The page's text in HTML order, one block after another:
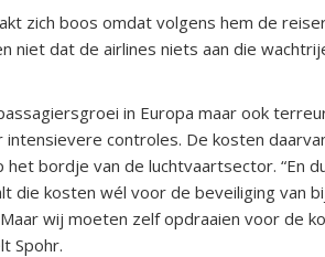
zich boos omdat volgens hem de
niet dat de airlines niets aan die
in Europa maar ook
intensievere controles. De kosten
bordje van de luchtvaartsector. “En
die kosten wél voor de beveiliging van
wij moeten zelf opdraaien voor de
Spohr.